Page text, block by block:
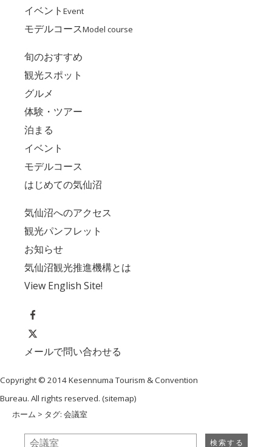
イベント Event
モデルコースModel course
旬のおすすめ
観光スポット
グルメ
体験・ツアー
泊まる
イベント
モデルコース
はじめての気仙沼
気仙沼へのアクセス
観光パンフレット
お知らせ
気仙沼観光推進機構とは
View English Site!
メールで問い合わせる
Copyright © 2014 Kesennuma Tourism & Convention
Bureau. All rights reserved. (sitemap)
ホーム > タグ: 会議室